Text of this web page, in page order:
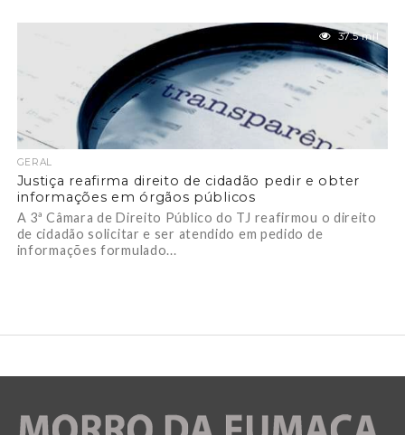
37.5 mil
GERAL
Justiça reafirma direito de cidadão pedir e obter
informações em órgãos públicos
A 3ª Câmara de Direito Público do TJ reafirmou o direito
de cidadão solicitar e ser atendido em pedido de
informações formulado...